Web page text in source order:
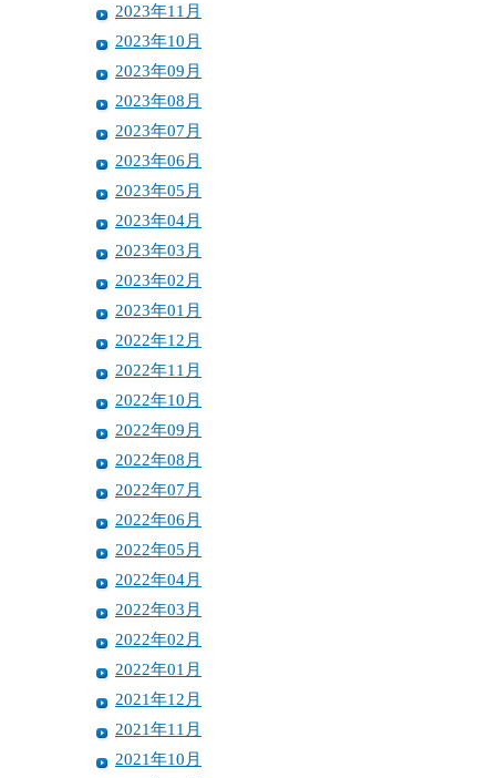
2023年11月
2023年10月
2023年09月
2023年08月
2023年07月
2023年06月
2023年05月
2023年04月
2023年03月
2023年02月
2023年01月
2022年12月
2022年11月
2022年10月
2022年09月
2022年08月
2022年07月
2022年06月
2022年05月
2022年04月
2022年03月
2022年02月
2022年01月
2021年12月
2021年11月
2021年10月